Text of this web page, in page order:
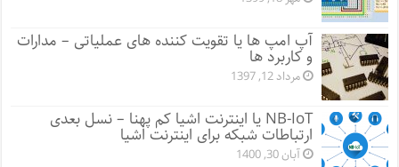
آپ امپ ها یا تقویت کننده های عملیاتی – مدارات
و کاربرد ها
مرداد 12, 1397
NB-IoT یا اینترنت اشیا کم پهنا – نسل بعدی
ارتباطات شبکه برای اینترنت اشیا
آبان 30, 1400